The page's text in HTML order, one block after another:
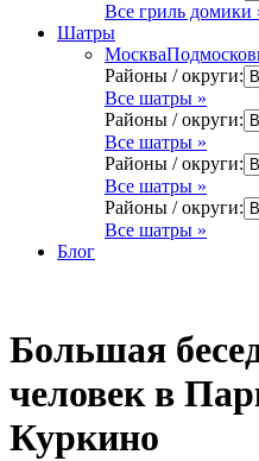
Все гриль домики
Шатры
Москва
Районы / округи:
Все шатры »
Районы / округи:
Все шатры »
Районы / округи:
Все шатры »
Районы / округи:
Все шатры »
Блог
Большая
человек в
Куркино